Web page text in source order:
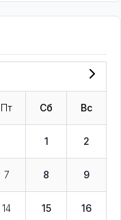
Пт Сб Вс
1 2
7 8 9
14 15 16